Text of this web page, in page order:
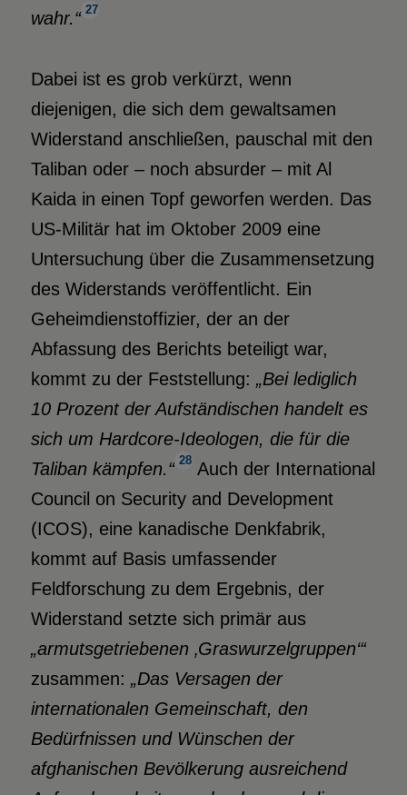
wahr.“ 27
Dabei ist es grob verkürzt, wenn
diejenigen, die sich dem gewaltsamen
Widerstand anschließen, pauschal mit den
Taliban oder – noch absurder – mit Al
Kaida in einen Topf geworfen werden. Das
US-Militär hat im Oktober 2009 eine
Untersuchung über die Zusammensetzung
des Widerstands veröffentlicht. Ein
Geheimdienstoffizier, der an der
Abfassung des Berichts beteiligt war,
kommt zu der Feststellung: „Bei lediglich
10 Prozent der Aufständischen handelt es
sich um Hardcore-Ideologen, die für die
Taliban kämpfen.“ 28 Auch der International
Council on Security and Development
(ICOS), eine kanadische Denkfabrik,
kommt auf Basis umfassender
Feldforschung zu dem Ergebnis, der
Widerstand setzte sich primär aus
„armutsgetriebenen ‚Graswurzelgruppen‘“
zusammen: „Das Versagen der
internationalen Gemeinschaft, den
Bedürfnissen und Wünschen der
afghanischen Bevölkerung ausreichend